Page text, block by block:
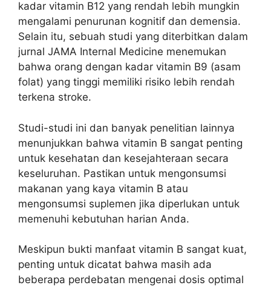
kadar vitamin B12 yang rendah lebih mungkin
mengalami penurunan kognitif dan demensia.
Selain itu, sebuah studi yang diterbitkan dalam
jurnal JAMA Internal Medicine menemukan
bahwa orang dengan kadar vitamin B9 (asam
folat) yang tinggi memiliki risiko lebih rendah
terkena stroke.
Studi-studi ini dan banyak penelitian lainnya
menunjukkan bahwa vitamin B sangat penting
untuk kesehatan dan kesejahteraan secara
keseluruhan. Pastikan untuk mengonsumsi
makanan yang kaya vitamin B atau
mengonsumsi suplemen jika diperlukan untuk
memenuhi kebutuhan harian Anda.
Meskipun bukti manfaat vitamin B sangat kuat,
penting untuk dicatat bahwa masih ada
beberapa perdebatan mengenai dosis optimal